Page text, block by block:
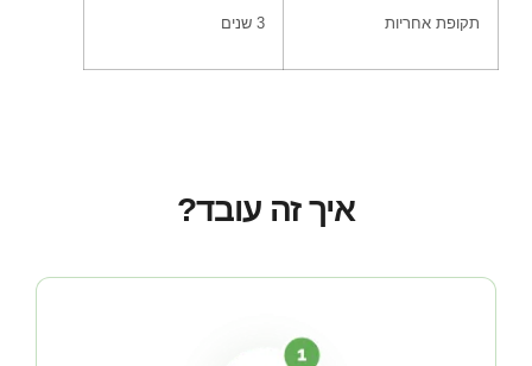
תקופת אחריות 3 שנים
איך זה עובד?